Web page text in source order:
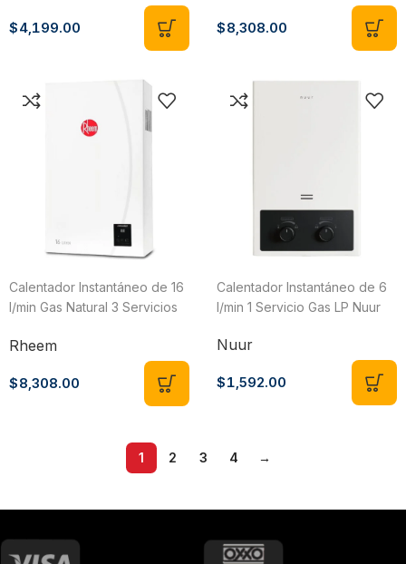
$4,199.00 $8,308.00
Calentador Instantáneo de 16
l/min Gas Natural 3 Servicios
Rheem
$8,308.00
Calentador Instantáneo de 6
l/min 1 Servicio Gas LP Nuur
Nuur
$1,592.00
1 2 3 4 →